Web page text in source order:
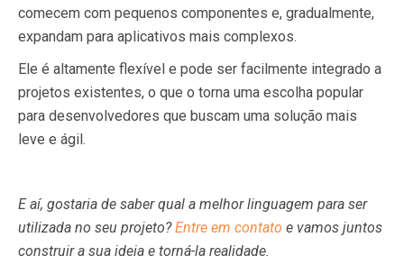
comecem com pequenos componentes e, gradualmente,
expandam para aplicativos mais complexos.
Ele é altamente flexível e pode ser facilmente integrado a
projetos existentes, o que o torna uma escolha popular
para desenvolvedores que buscam uma solução mais
leve e ágil.
E aí, gostaria de saber qual a melhor linguagem para ser
utilizada no seu projeto?Entre em contato e vamos juntos
construir a sua ideia e torná-la realidade.